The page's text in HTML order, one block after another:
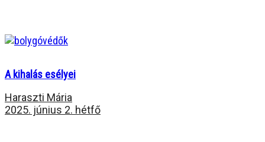
A kihalás esélyei
Haraszti Mária
2025. június 2. hétfő